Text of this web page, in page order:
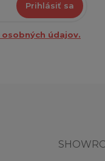
Prihlásiť sa
údajov.